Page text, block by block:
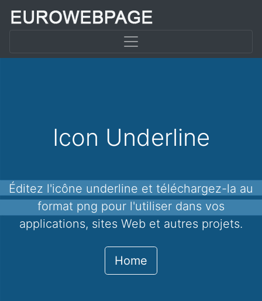
Icon Underline
Éditez l'icône underline et téléchargez-la au
format png pour l'utiliser dans vos
applications, sites Web et autres projets.
Home